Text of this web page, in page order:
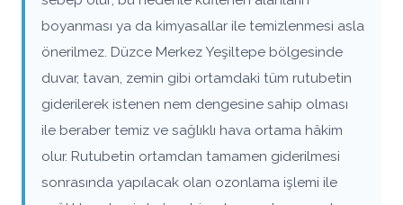
boyanması ya da kimyasallar ile temizlenmesi asla
önerilmez. Düzce Merkez Yeşiltepe bölgesinde
duvar, tavan, zemin gibi ortamdaki tüm rutubetin
giderilerek istenen nem dengesine sahip olması
ile beraber temiz ve sağlıklı hava ortama hâkim
olur. Rutubetin ortamdan tamamen giderilmesi
sonrasında yapılacak olan ozonlama işlemi ile